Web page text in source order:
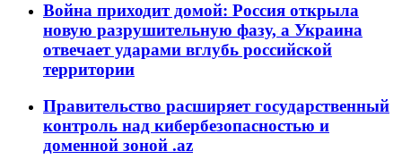
Война приходит домой: Россия открыла
новую разрушительную фазу, а Украина
отвечает ударами вглубь российской
территории
Правительство расширяет государственный
контроль над кибербезопасностью и
доменной зоной .az